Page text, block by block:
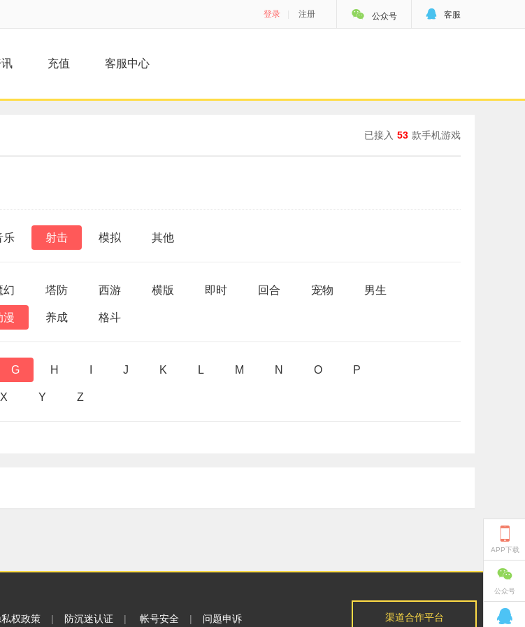
登录 注册  公众号  客服
充值 客服中心
已接入 53 款手机游戏
乐 射击 模拟 其他
幻 塔防 西游 横版 即时 回合 宠物 男生
漫 养成 格斗
G H J K L M N O P
X Y Z
私权政策 | 防沉迷认证 | 帐号安全 | 问题申诉 渠道合作平台

APP下载

公众号
